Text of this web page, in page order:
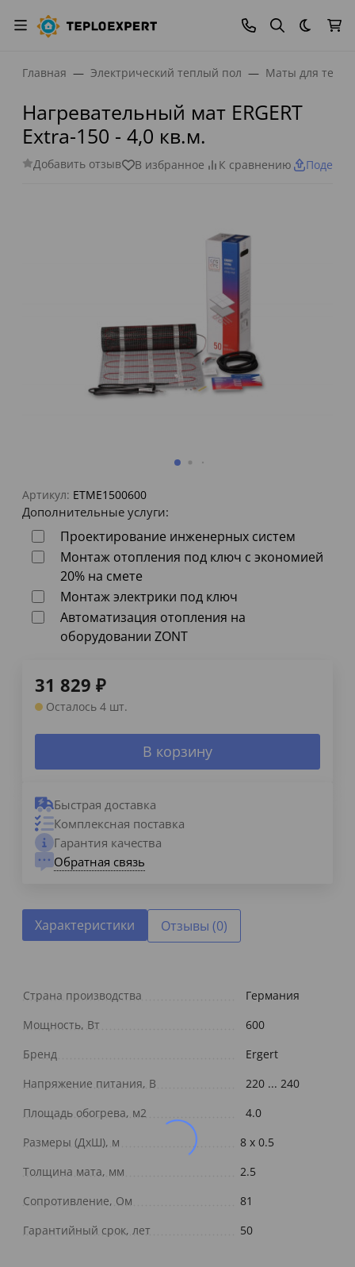
Темная
Главная Электрический теплый пол Маты для
Нагревательный мат ERGERT
Extra-150 - 4,0 кв.м.
Добавить отзыв В избранное К сравнению
Артикул: ETME1500600
Дополнительные услуги:
Проектирование инженерных систем
Монтаж отопления под ключ с экономией
20% на смете
Монтаж электрики под ключ
Автоматизация отопления на
оборудовании ZONT
31 829 ₽
Осталось 4 шт.
В корзину
Быстрая доставка
Комплексная поставка
Гарантия качества
Обратная связь
Характеристики Отзывы (0)
Страна производства
Германия
Мощность, Вт
600
Бренд
Ergert
Напряжение питания, В
220 ... 240
Площадь обогрева, м2
4.0
Размеры (ДxШ), м
8 x 0.5
Толщина мата, мм
2.5
Сопротивление, Ом
81
Гарантийный срок, лет
50